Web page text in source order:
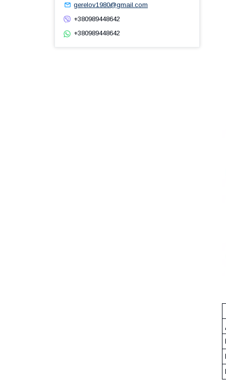
gerelov1980@gmail.com
+380989448642
+380989448642